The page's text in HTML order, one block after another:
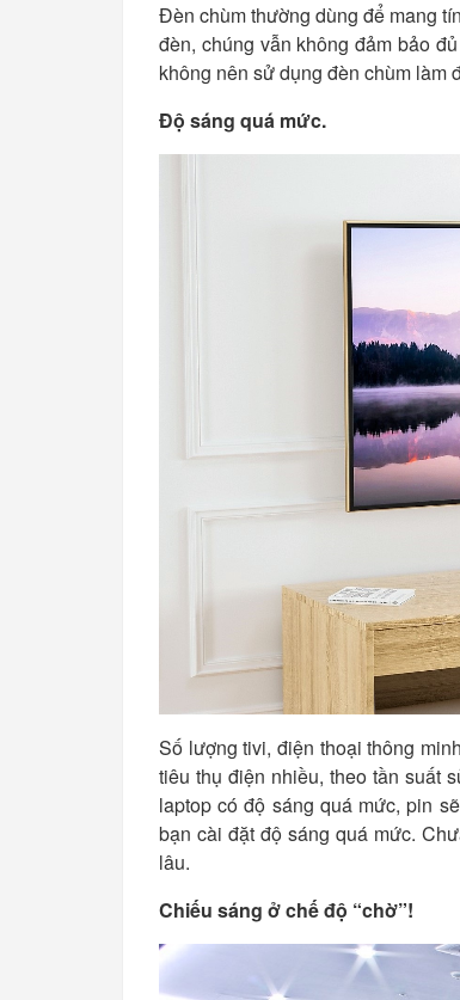
Đèn chùm thường dùng để mang
đèn, chúng vẫn không đảm bảo
không nên sử dụng đèn chùm làm
Độ sáng quá mức.
Số lượng tivi, điện thoại thông
tiêu thụ điện nhiều, theo tần suất
laptop có độ sáng quá mức, pin
bạn cài đặt độ sáng quá mức.
lâu.
Chiếu sáng ở chế độ “chờ”!